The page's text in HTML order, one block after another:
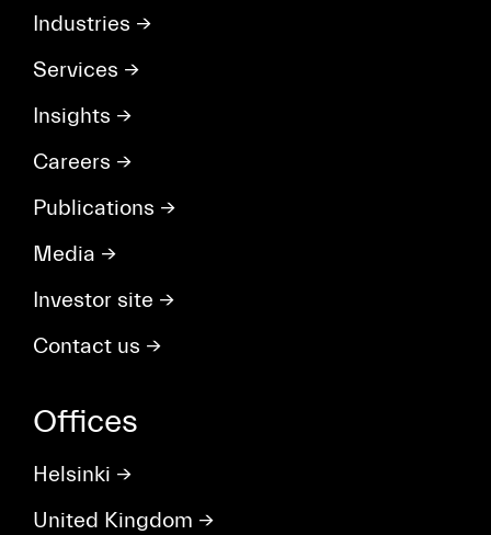
Industries →
Services →
Insights →
Careers →
Publications →
Media →
Investor site →
Contact us →
Offices
Helsinki →
United Kingdom →